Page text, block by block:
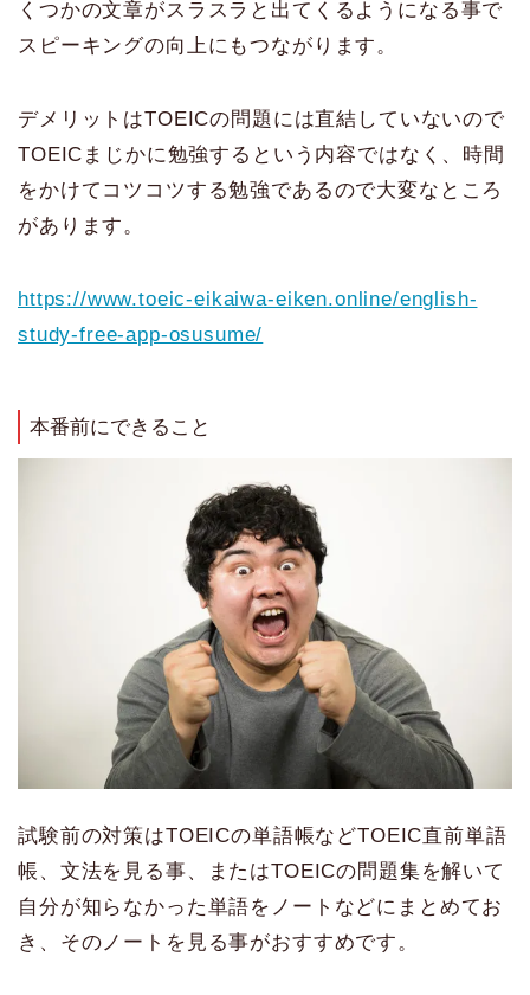
くつかの文章がスラスラと出てくるようになる事で
スピーキングの向上にもつながります。
デメリットはTOEICの問題には直結していないので
TOEICまじかに勉強するという内容ではなく、時間
をかけてコツコツする勉強であるので大変なところ
があります。
https://www.toeic-eikaiwa-eiken.online/english-
study-free-app-osusume/
本番前にできること
試験前の対策はTOEICの単語帳などTOEIC直前単語
帳、文法を見る事、またはTOEICの問題集を解いて
自分が知らなかった単語をノートなどにまとめてお
き、そのノートを見る事がおすすめです。